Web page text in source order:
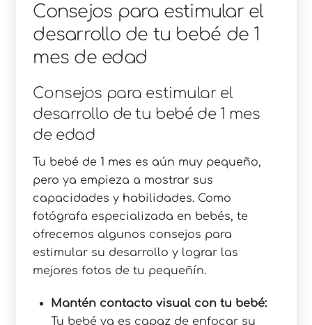
Consejos para estimular el
desarrollo de tu bebé de 1
mes de edad
Consejos para estimular el
desarrollo de tu bebé de 1 mes
de edad
Tu bebé de 1 mes es aún muy pequeño,
pero ya empieza a mostrar sus
capacidades y habilidades. Como
fotógrafa especializada en bebés, te
ofrecemos algunos consejos para
estimular su desarrollo y lograr las
mejores fotos de tu pequeñín.
Mantén contacto visual con tu bebé:
Tu bebé ya es capaz de enfocar su